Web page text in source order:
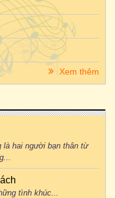
Xem thêm
là hai người bạn thân từ
tình khúc...